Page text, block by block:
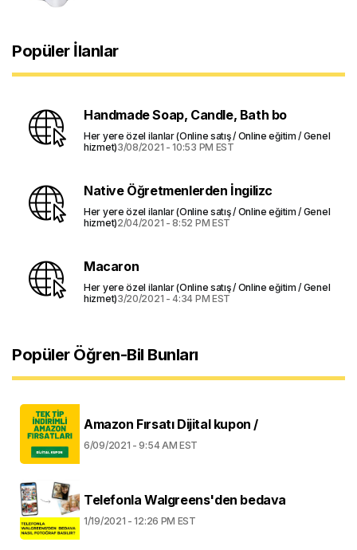
Popüler İlanlar
Handmade Soap, Candle, Bath bo
Her yere özel ilanlar (Online satış / Online eğitim / Genel
hizmet)3/08/2021 - 10:53 PM EST
Native Öğretmenlerden İngilizc
Her yere özel ilanlar (Online satış / Online eğitim / Genel
hizmet)2/04/2021 - 8:52 PM EST
Macaron
Her yere özel ilanlar (Online satış / Online eğitim / Genel
hizmet)3/20/2021 - 4:34 PM EST
Popüler Öğren-Bil Bunları
Amazon Fırsatı Dijital kupon /
6/09/2021 - 9:54 AM EST
Telefonla Walgreens'den bedava
1/19/2021 - 12:26 PM EST